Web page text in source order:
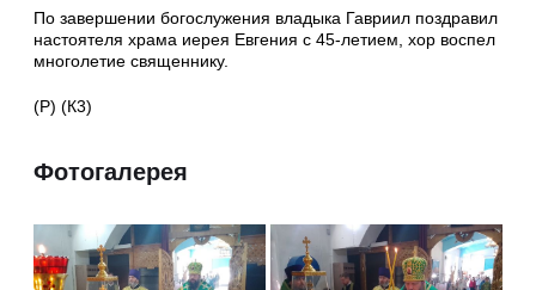
По завершении богослужения владыка Гавриил поздравил
настоятеля храма иерея Евгения с 45-летием, хор воспел
многолетие священнику.
(Р) (К3)
Фотогалерея